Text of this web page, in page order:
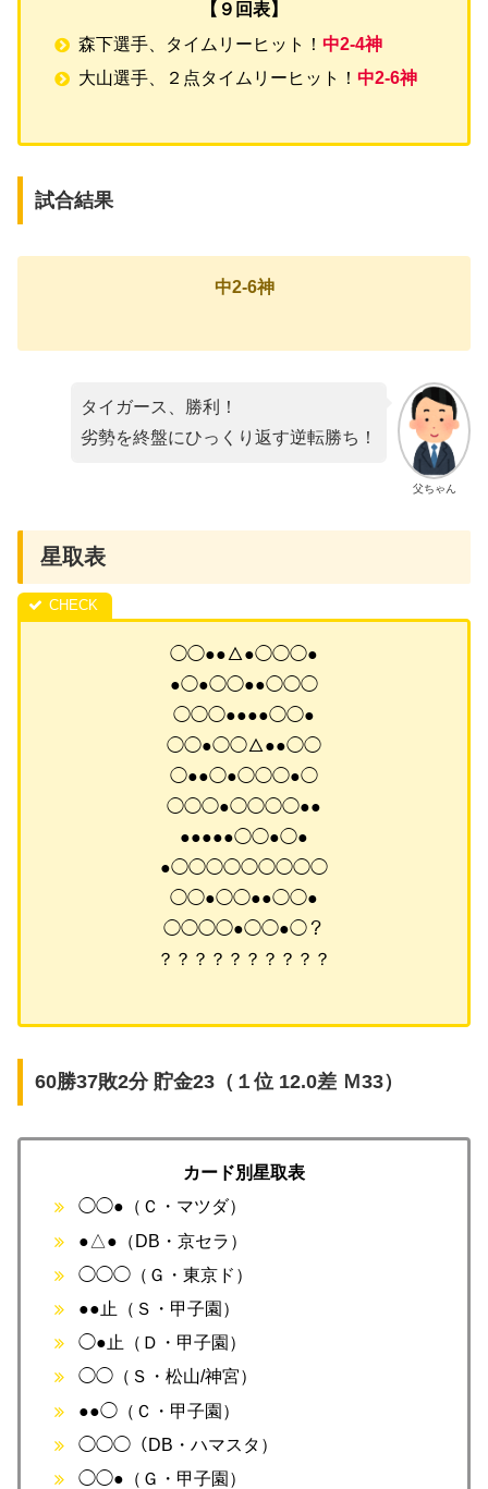
【９回表】
森下選手、タイムリーヒット！中2-4神
大山選手、２点タイムリーヒット！中2-6神
試合結果
中2-6神
父ちゃん
タイガース、勝利！
劣勢を終盤にひっくり返す逆転勝ち！
星取表
◯◯●●△●◯◯◯●
●◯●◯◯●●◯◯◯
◯◯◯●●●●◯◯●
◯◯●◯◯△●●◯◯
◯●●◯●◯◯◯●◯
◯◯◯●◯◯◯◯●●
●●●●●◯◯●◯●
●◯◯◯◯◯◯◯◯◯
◯◯●◯◯●●◯◯●
◯◯◯◯●◯◯●◯？
？？？？？？？？？？
60勝37敗2分 貯金23（１位 12.0差 Ｍ33）
カード別星取表
◯◯●（Ｃ・マツダ）
●△●（DB・京セラ）
◯◯◯（Ｇ・東京ド）
●●止（Ｓ・甲子園）
◯●止（Ｄ・甲子園）
◯◯（Ｓ・松山/神宮）
●●◯（Ｃ・甲子園）
◯◯◯（DB・ハマスタ）
◯◯●（Ｇ・甲子園）